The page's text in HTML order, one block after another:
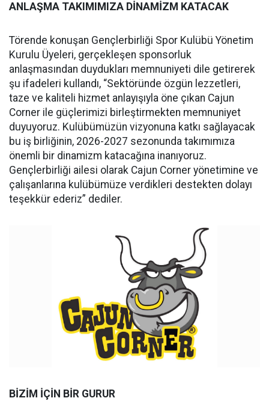
ANLAŞMA TAKIMIMIZA DİNAMİZM KATACAK
Törende konuşan Gençlerbirliği Spor Kulübü Yönetim
Kurulu Üyeleri, gerçekleşen sponsorluk
anlaşmasından duydukları memnuniyeti dile getirerek
şu ifadeleri kullandı, “Sektöründe özgün lezzetleri,
taze ve kaliteli hizmet anlayışıyla öne çıkan Cajun
Corner ile güçlerimizi birleştirmekten memnuniyet
duyuyoruz. Kulübümüzün vizyonuna katkı sağlayacak
bu iş birliğinin, 2026-2027 sezonunda takımımıza
önemli bir dinamizm katacağına inanıyoruz.
Gençlerbirliği ailesi olarak Cajun Corner yönetimine ve
çalışanlarına kulübümüze verdikleri destekten dolayı
teşekkür ederiz” dediler.
BİZİM İÇİN BİR GURUR